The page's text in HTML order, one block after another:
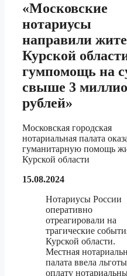
«Московские
нотариусы
направили
Курской
гумпомощь на
свыше 3
рублей»
Московская городская
нотариальная палата
гуманитарную помощь
Курской области
15.08.2024
Нотариусы России
оперативно
отреагировали на
трагические
Курской области.
Местная
палата ввела
оплату